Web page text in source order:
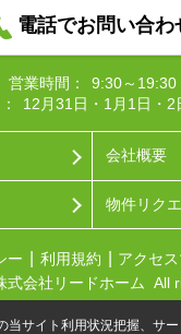
電話でお問い合わ
営業時間：
9:30～19:30
12月31日・1月1日・2
会社概要
物件リク
ー 利用規約 アクセ
式会社リードホーム All
当サイト利用状況把握、サ